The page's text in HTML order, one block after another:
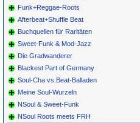
Funk+Reggae-Roots
Afterbeat+Shuffle Beat
Buchquellen für Raritäten
Sweet-Funk & Mod-Jazz
Die Gradwanderer
Blackest Part of Germany
Soul-Cha vs.Beat-Balladen
Meine Soul-Wurzeln
NSoul & Sweet-Funk
NSoul Roots meets FRH